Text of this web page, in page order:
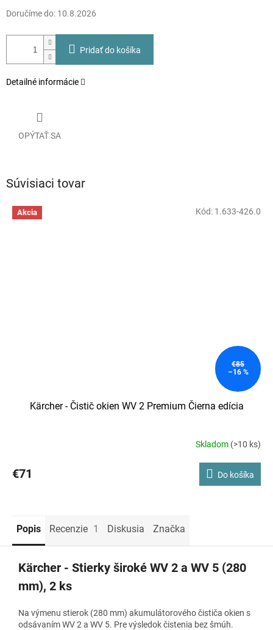
Doručíme do: 10.8.2026
Pridať do košíka
Detailné informácie
OPÝTAŤ SA
Súvisiaci tovar
Akcia
€85
–16 %
Kärcher - Čistič okien WV 2 Premium Čierna edícia
produktu
je
hviezdičiek.
Skladom (>10 ks)
€71 Do košíka
Kód: 1.633-426.0
Popis Recenzie 1 Diskusia Značka
Kärcher - Stierky široké WV 2 a WV 5 (280
mm), 2 ks
Na výmenu stierok (280 mm) akumulátorového čističa okien s
odsávaním WV 2 a WV 5. Pre výsledok čistenia bez šmúh.